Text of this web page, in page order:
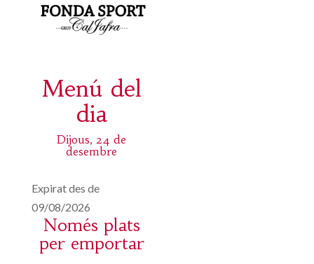
Menú del
dia
Dijous, 24 de
desembre
Expirat des de
09/08/2026
Només plats
per emportar